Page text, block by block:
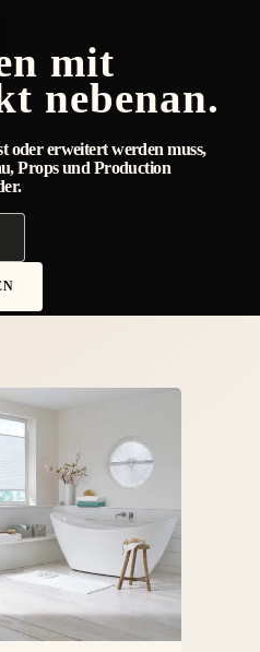
mit
nebenan.
oder erweitert werden muss,
Props und Production